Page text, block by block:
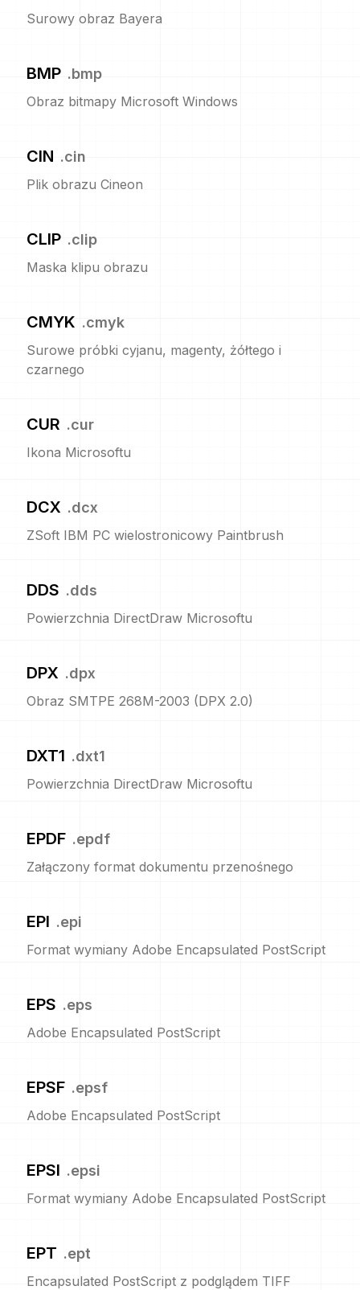
Surowy obraz Bayera
BMP .bmp
Obraz bitmapy Microsoft Windows
CIN .cin
Plik obrazu Cineon
CLIP .clip
Maska klipu obrazu
CMYK .cmyk
Surowe próbki cyjanu, magenty, żółtego i
czarnego
CUR .cur
Ikona Microsoftu
DCX .dcx
ZSoft IBM PC wielostronicowy Paintbrush
DDS .dds
Powierzchnia DirectDraw Microsoftu
DPX .dpx
Obraz SMTPE 268M-2003 (DPX 2.0)
DXT1 .dxt1
Powierzchnia DirectDraw Microsoftu
EPDF .epdf
Załączony format dokumentu przenośnego
EPI .epi
Format wymiany Adobe Encapsulated PostScript
EPS .eps
Adobe Encapsulated PostScript
EPSF .epsf
Adobe Encapsulated PostScript
EPSI .epsi
Format wymiany Adobe Encapsulated PostScript
EPT .ept
Encapsulated PostScript z podglądem TIFF